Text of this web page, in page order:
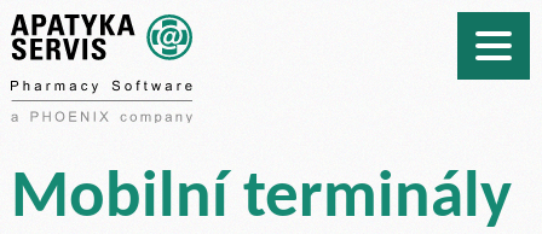
Mobilní terminály